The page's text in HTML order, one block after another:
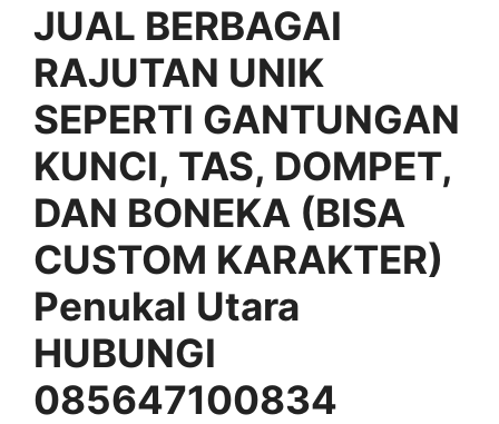
JUAL BERBAGAI
RAJUTAN UNIK
SEPERTI GANTUNGAN
KUNCI, TAS, DOMPET,
DAN BONEKA (BISA
CUSTOM KARAKTER)
Penukal Utara
HUBUNGI
085647100834